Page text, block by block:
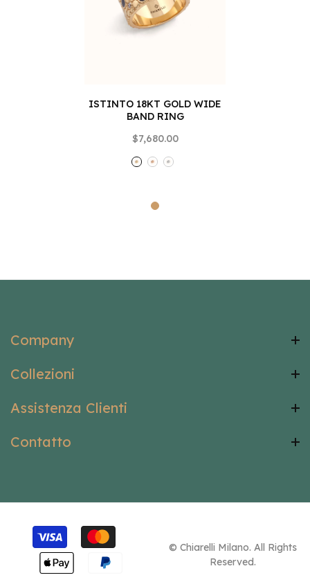
ISTINTO 18KT GOLD WIDE
BAND RING
$7,680.00
Company
Collezioni
Assistenza Clienti
Contatto
© Chiarelli Milano. All Rights
Reserved.